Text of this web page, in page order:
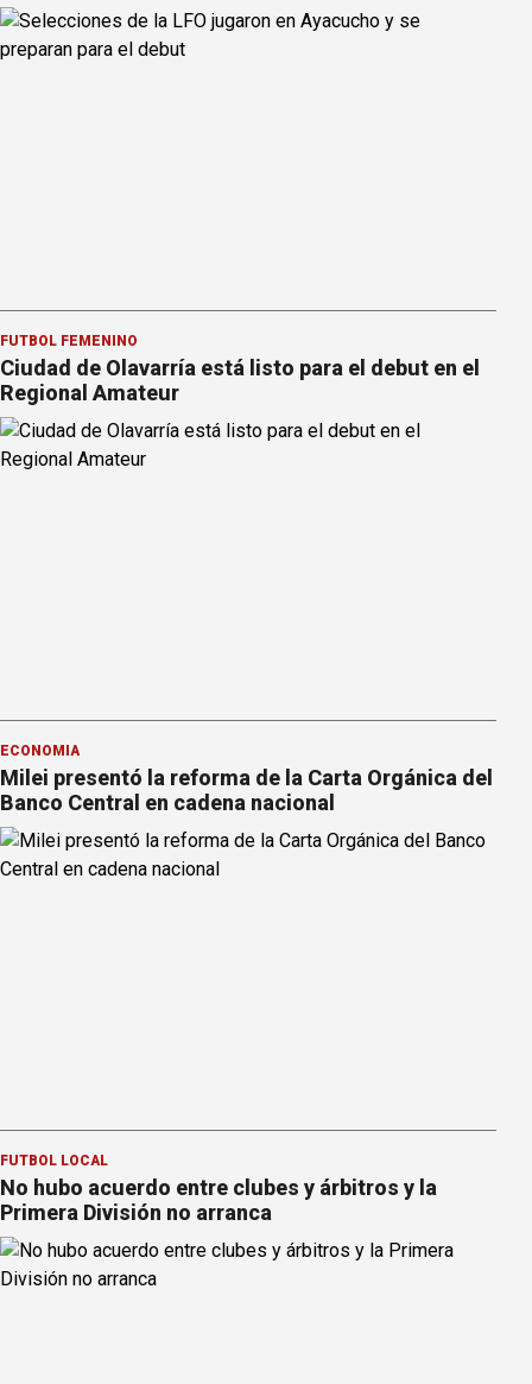
FÚTBOL FEMENINO
Ciudad de Olavarría está listo para el debut en el
Regional Amateur
ECONOMÍA
Milei presentó la reforma de la Carta Orgánica del
Banco Central en cadena nacional
FÚTBOL LOCAL
No hubo acuerdo entre clubes y árbitros y la
Primera División no arranca